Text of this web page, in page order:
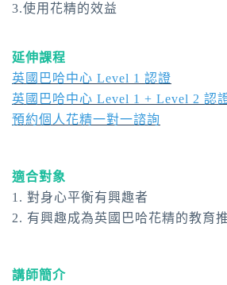
3.使用花精的效益
延伸課程
英國巴哈中心 Level 1 認證
英國巴哈中心 Level 1 + Level 2 認
預約個人花精一對一諮詢
適合對象
1. 對身心平衡有興趣者
2. 有興趣成為英國巴哈花精的教育
講師簡介